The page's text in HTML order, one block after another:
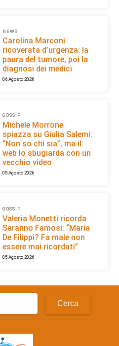
NEWS
Carolina Marconi
ricoverata d’urgenza: la
paura del tumore, poi la
diagnosi dei medici
06 Agosto 2026
GOSSIP
Michele Morrone
spiazza su Giulia Salemi:
“Non so chi sia”, ma il
web lo sbugiarda con un
vecchio video
05 Agosto 2026
GOSSIP
Valeria Monetti ricorda
Saranno Famosi: “Maria
De Filippi? Fa male non
essere mai ricordati”
05 Agosto 2026